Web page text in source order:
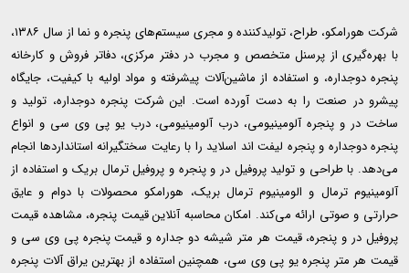
شرکت هورامکو، طراح، تولیدکننده و مجری سیستم‌های پنجره و نما از سال ۱۳۸۶،
با بهره‌گیری از پرسنل متخصص و مجرب در دفتر مرکزی، دفاتر فروش و کارخانه
پنجره دوجداره، و استفاده از ماشین‌آلات پیشرفته و مواد اولیه با کیفیت، جایگاه
پیشرو در صنعت را به دست آورده است. این شرکت پنجره دوجداره، تولید و
ساخت در و پنجره آلومینیومی، درب آلومینیومی، درب یو پی وی سی و انواع
پنجره دوجداره و پنجره لیفت اند اسلاید را با رعایت سختگیرانه استانداردها انجام
می‌دهد. با طراحی و تولید پروفیل در و پنجره و پروفیل ترمال بریک و استفاده از
آلومینیوم ترمال و الومینیوم ترمال بریک، هورامکو محصولات با دوام و عایق
حرارتی و صوتی ارائه می‌کند. امکان محاسبه آنلاین قیمت پنجره، مشاهده قیمت
پروفیل در و پنجره، قیمت هر متر شیشه دو جداره و قیمت پنجره پی وی سی و
قیمت هر متر پنجره یو پی وی سی، همچنین استفاده از بهترین یراق آلات پنجره